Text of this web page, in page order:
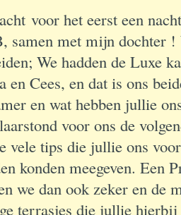
voor het eerst een
met mijn dochter !
We hadden de Luxe
Cees, en dat is ons
en wat hebben jullie
voor ons de
vele tips die jullie ons
konden meegeven. Een
we dan ook zeker en de
terrasjes die jullie